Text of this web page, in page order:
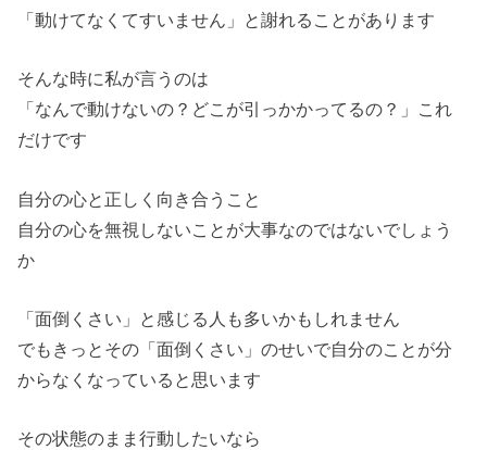
「動けてなくてすいません」と謝れることがあります
そんな時に私が言うのは
「なんで動けないの？どこが引っかかってるの？」これ
だけです
自分の心と正しく向き合うこと
自分の心を無視しないことが大事なのではないでしょう
か
「面倒くさい」と感じる人も多いかもしれません
でもきっとその「面倒くさい」のせいで自分のことが分
からなくなっていると思います
その状態のまま行動したいなら